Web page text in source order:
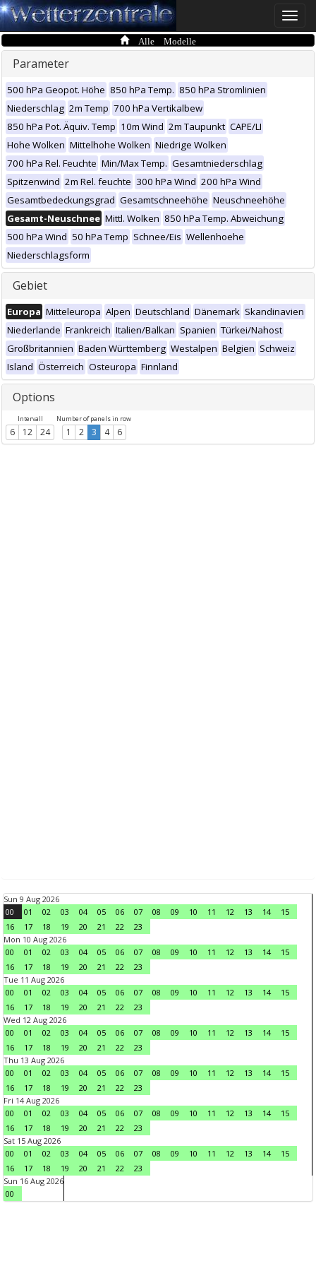
Toggle
Alle Modelle
Parameter
500 hPa Geopot. Höhe 850 hPa Temp. 850 hPa Stromlinien
Niederschlag 2m Temp 700 hPa Vertikalbew
850 hPa Pot. Äquiv. Temp 10m Wind 2m Taupunkt CAPE/LI
Hohe Wolken Mittelhohe Wolken Niedrige Wolken
700 hPa Rel. Feuchte Min/Max Temp. Gesamtniederschlag
Spitzenwind 2m Rel. feuchte 300 hPa Wind 200 hPa Wind
Gesamtbedeckungsgrad Gesamtschneehöhe Neuschneehöhe
Gesamt-Neuschnee Mittl. Wolken 850 hPa Temp. Abweichung
500 hPa Wind 50 hPa Temp Schnee/Eis Wellenhoehe
Niederschlagsform
Gebiet
Europa Mitteleuropa Alpen Deutschland Dänemark Skandinavien
Niederlande Frankreich Italien/Balkan Spanien Türkei/Nahost
Großbritannien Baden Württemberg Westalpen Belgien Schweiz
Island Österreich Osteuropa Finnland
Options
Intervall
6 12 24
Number of panels in row
1 2 3 4 6
Sun 9 Aug 2026
00
01 02 03 04 05 06 07 08 09 10 11 12 13 14
15
16
17 18 19 20 21 22
23
Mon 10 Aug 2026
00
01 02 03 04 05 06 07 08 09 10 11 12 13 14
15
16
17 18 19 20 21 22
23
Tue 11 Aug 2026
00
01 02 03 04 05 06 07 08 09 10 11 12 13 14
15
16
17 18 19 20 21 22
23
Wed 12 Aug 2026
00
01 02 03 04 05 06 07 08 09 10 11 12 13 14
15
16
17 18 19 20 21 22
23
Thu 13 Aug 2026
00
01 02 03 04 05 06 07 08 09 10 11 12 13 14
15
16
17 18 19 20 21 22
23
Fri 14 Aug 2026
00
01 02 03 04 05 06 07 08 09 10 11 12 13 14
15
16
17 18 19 20 21 22
23
Sat 15 Aug 2026
00
01 02 03 04 05 06 07 08 09 10 11 12 13 14
15
16
17 18 19 20 21 22
23
Sun 16 Aug 2026
00